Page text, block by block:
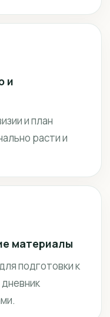
и
и план
расти и
материалы
подготовки к